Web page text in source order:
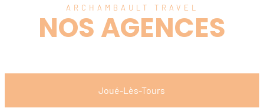
ARCHAMBAULT TRAVEL
NOS AGENCES
Joué-Lès-Tours